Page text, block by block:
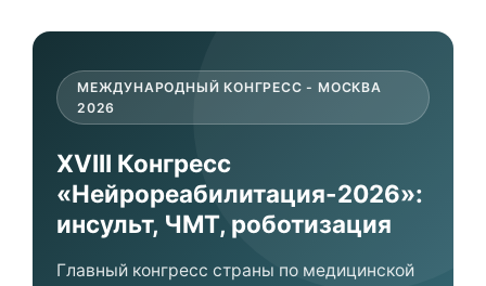
МЕЖДУНАРОДНЫЙ КОНГРЕСС - МОСКВА
2026
XVIII Конгресс
«Нейрореабилитация-2026»:
инсульт, ЧМТ, роботизация
Главный конгресс страны по медицинской